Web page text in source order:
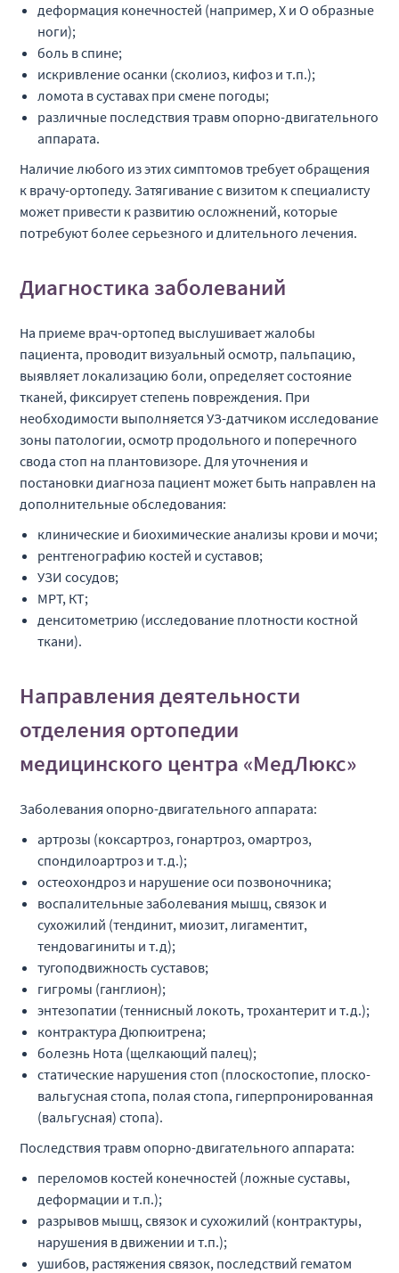
деформация конечностей (например, Х и О образные
ноги);
боль в спине;
искривление осанки (сколиоз, кифоз и т.п.);
ломота в суставах при смене погоды;
различные последствия травм опорно-двигательного
аппарата.
Наличие любого из этих симптомов требует обращения
к врачу-ортопеду. Затягивание с визитом к специалисту
может привести к развитию осложнений, которые
потребуют более серьезного и длительного лечения.
Диагностика заболеваний
На приеме врач-ортопед выслушивает жалобы
пациента, проводит визуальный осмотр, пальпацию,
выявляет локализацию боли, определяет состояние
тканей, фиксирует степень повреждения. При
необходимости выполняется УЗ-датчиком исследование
зоны патологии, осмотр продольного и поперечного
свода стоп на плантовизоре. Для уточнения и
постановки диагноза пациент может быть направлен на
дополнительные обследования:
клинические и биохимические анализы крови и мочи;
рентгенографию костей и суставов;
УЗИ сосудов;
МРТ, КТ;
денситометрию (исследование плотности костной
ткани).
Направления деятельности
отделения ортопедии
медицинского центра «МедЛюкс»
Заболевания опорно-двигательного аппарата:
артрозы (коксартроз, гонартроз, омартроз,
спондилоартроз и т.д.);
остеохондроз и нарушение оси позвоночника;
воспалительные заболевания мышц, связок и
сухожилий (тендинит, миозит, лигаментит,
тендовагиниты и т.д);
тугоподвижность суставов;
гигромы (ганглион);
энтезопатии (теннисный локоть, трохантерит и т.д.);
контрактура Дюпюитрена;
болезнь Нота (щелкающий палец);
статические нарушения стоп (плоскостопие, плоско-
вальгусная стопа, полая стопа, гиперпронированная
(вальгусная) стопа).
Последствия травм опорно-двигательного аппарата:
переломов костей конечностей (ложные суставы,
деформации и т.п.);
разрывов мышц, связок и сухожилий (контрактуры,
нарушения в движении и т.п.);
ушибов, растяжения связок, последствий гематом